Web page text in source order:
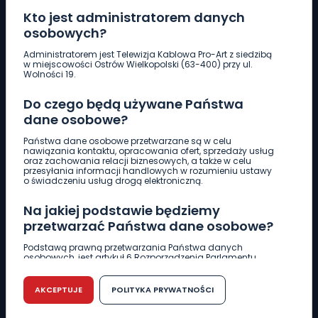
Kto jest administratorem danych
osobowych?
Administratorem jest Telewizja Kablowa Pro-Art z siedzibą
w miejscowości Ostrów Wielkopolski (63-400) przy ul.
Wolności 19.
Do czego będą używane Państwa
dane osobowe?
Państwa dane osobowe przetwarzane są w celu
nawiązania kontaktu, opracowania ofert, sprzedaży usług
oraz zachowania relacji biznesowych, a także w celu
przesyłania informacji handlowych w rozumieniu ustawy
o świadczeniu usług drogą elektroniczną.
Na jakiej podstawie będziemy
przetwarzać Państwa dane osobowe?
Podstawą prawną przetwarzania Państwa danych
osobowych, jest artykuł 6 Rozporządzenia Parlamentu
r. w sprawie ochrony osób fizycznych w związku z
przetwarzaniem danych osobowych w sprawie
swobodnego przepływu takich danych oraz uchylenia
dyrektywy 95/46/WE (RODO).
AKCEPTUJE POLITYKA PRYWATNOŚCI
Pobierz logotyp
661 997 997
REDAKCJA
62 735 22 22redakcja@wlkp24.info
DZIAŁ REKLAMY
62 735 01 85 reklama@wlkp24.info
WIADOMOŚCI
CIEKAWOSTKI